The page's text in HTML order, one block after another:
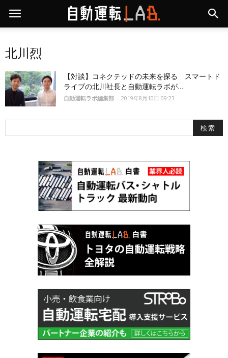
北川烈
【対談】コネクテッドの未来を探る スマートド
ライブの北川社長と自動運転ラボが...
自動運転ラボ編集部 - 2019年8月10日 09:23